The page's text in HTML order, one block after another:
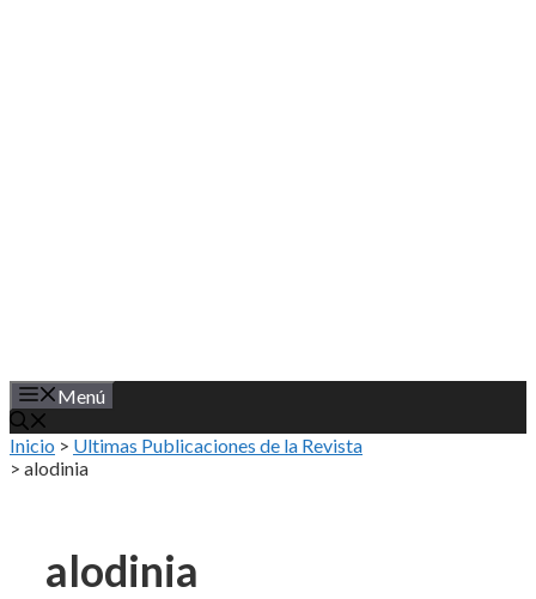
Menú
Inicio > Ultimas Publicaciones de la Revista
> alodinia
alodinia